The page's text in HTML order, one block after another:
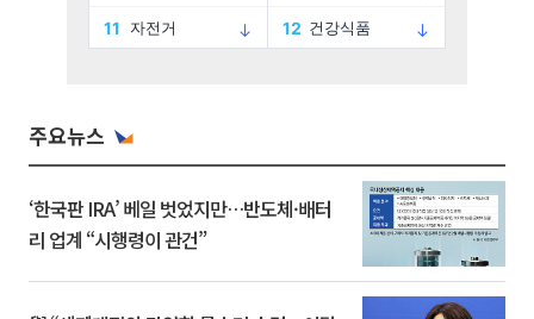
주요뉴스
‘한국판 IRA’ 베일 벗었지만…반도체·배터
리 업계 “시행령이 관건”